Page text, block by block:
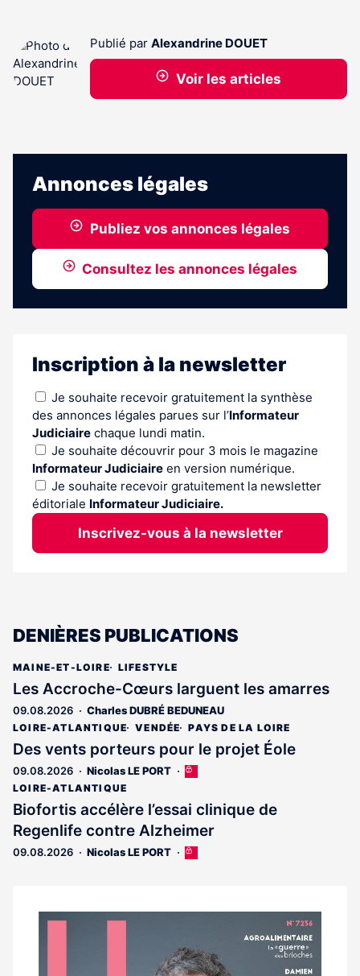
Publié par Alexandrine DOUET
Voir les articles
Annonces légales
Publiez vos annonces légales
Consultez les annonces légales
Inscription à la newsletter
Je souhaite recevoir gratuitement la synthèse
des annonces légales parues sur l’Informateur
Judiciaire chaque lundi matin.
Je souhaite découvrir pour 3 mois le magazine
Informateur Judiciaire en version numérique.
Je souhaite recevoir gratuitement la newsletter
éditoriale Informateur Judiciaire.
Inscrivez-vous à la newsletter
DENIÈRES PUBLICATIONS
MAINE-ET-LOIRE LIFESTYLE
Les Accroche-Cœurs larguent les amarres
09.08.2026 Charles DUBRÉ BEDUNEAU
LOIRE-ATLANTIQUE VENDÉE PAYS DE LA LOIRE
Des vents porteurs pour le projet Éole
09.08.2026 Nicolas LE PORT
Cet
est
réservé
aux
abonnés
LOIRE-ATLANTIQUE
Biofortis accélère l’essai clinique de
Regenlife contre Alzheimer
09.08.2026 Nicolas LE PORT
Cet
aux
Notre